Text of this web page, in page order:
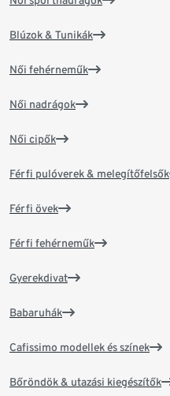
Blúzok & Tunikák
Női fehérneműk
Női nadrágok
Női cipők
Férfi pulóverek & melegítőfelsők
Férfi övek
Férfi fehérneműk
Gyerekdivat
Babaruhák
Cafissimo modellek és színek
Bőröndök & utazási kiegészítők